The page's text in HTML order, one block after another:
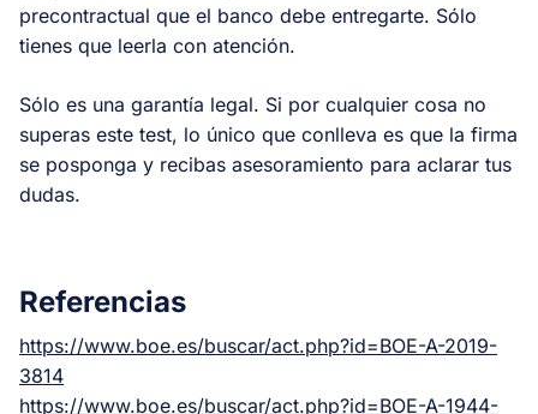
precontractual que el banco debe entregarte. Sólo
tienes que leerla con atención.
Sólo es una garantía legal. Si por cualquier cosa no
superas este test, lo único que conlleva es que la firma
se posponga y recibas asesoramiento para aclarar tus
dudas.
Referencias
https://www.boe.es/buscar/act.php?id=BOE-A-2019-
3814
https://www.boe.es/buscar/act.php?id=BOE-A-1944-